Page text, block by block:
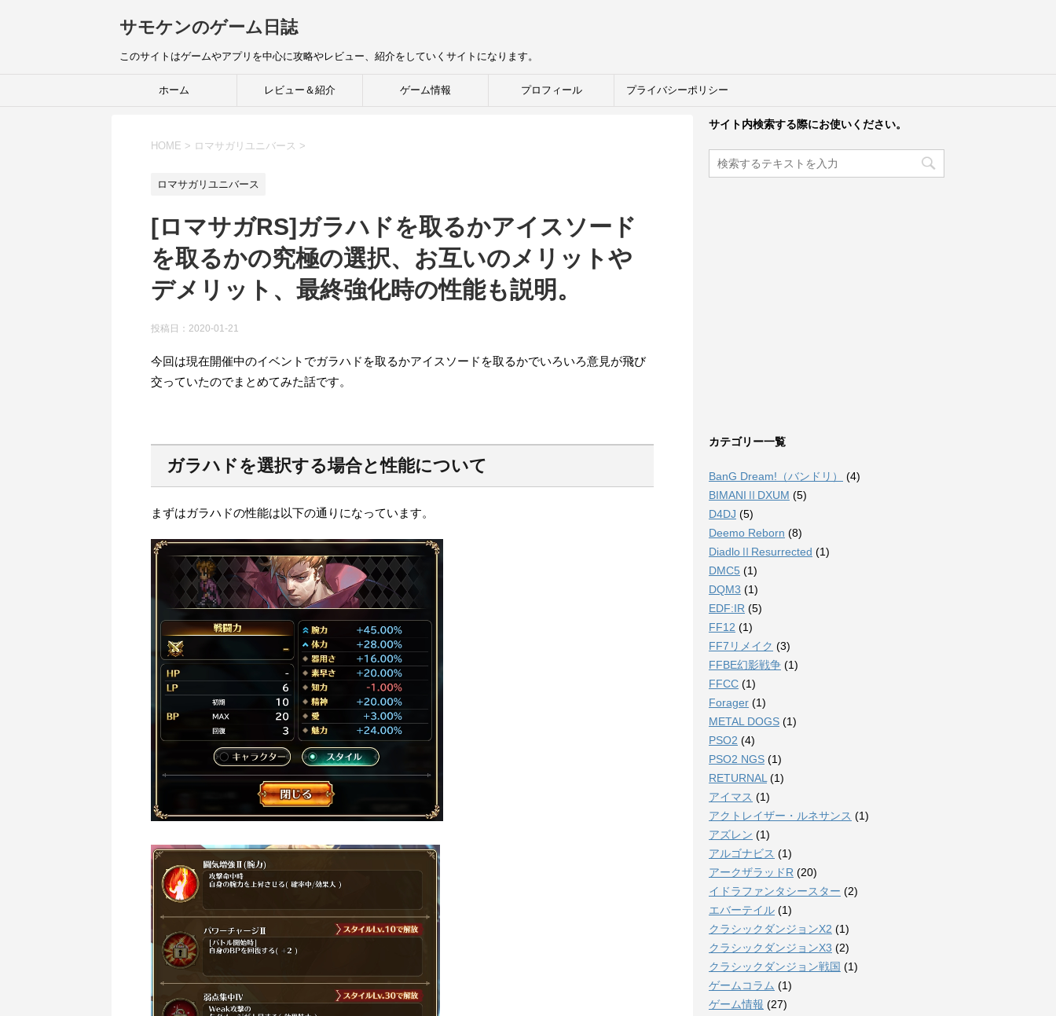
サモケンのゲーム日誌
このサイトはゲームやアプリを中心に攻略やレビュー、紹介をしていくサイトになります。
ホーム レビュー＆紹介 ゲーム情報 プロフィール プライバシーポリシー
HOME > ロマサガリユニバース >
ロマサガリユニバース
[ロマサガRS]ガラハドを取るかアイスソード
を取るかの究極の選択、お互いのメリットや
デメリット、最終強化時の性能も説明。
投稿日： 2020-01-21
今回は現在開催中のイベントでガラハドを取るかアイスソードを取るかでいろいろ意見が飛び
交っていたのでまとめてみた話です。
ガラハドを選択する場合と性能について
まずはガラハドの性能は以下の通りになっています。
サイト内検索する際にお使いください。
カテゴリー一覧
BanG Dream!（バンドリ）
(4)
BIMANIⅡDXUM (5)
D4DJ (5)
Deemo Reborn (8)
DiadloⅡResurrected (1)
DMC5 (1)
DQM3 (1)
EDF:IR (5)
FF12 (1)
FF7リメイク (3)
FFBE幻影戦争 (1)
FFCC (1)
Forager (1)
METAL DOGS (1)
PSO2 (4)
PSO2 NGS (1)
RETURNAL (1)
アイマス (1)
アクトレイザー・ルネサンス (1)
アズレン (1)
アルゴナビス (1)
アークザラッドR (20)
イドラファンタシースター (2)
エバーテイル (1)
クラシックダンジョンX2 (1)
クラシックダンジョンX3 (2)
クラシックダンジョン戦国 (1)
ゲームコラム (1)
ゲーム情報 (27)